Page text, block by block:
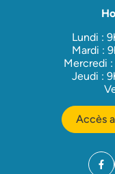
Lundi :
Mardi :
Mercredi
Jeudi :
Accès